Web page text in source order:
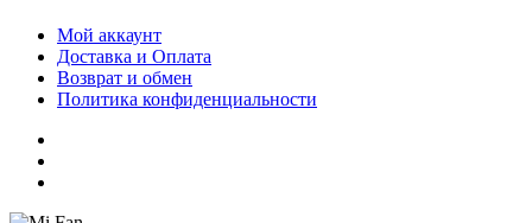
Мой аккаунт
Доставка и Оплата
Возврат и обмен
Политика конфиденциальности